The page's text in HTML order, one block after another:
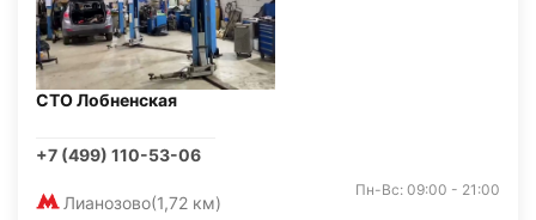
СТО Лобненская
+7 (499) 110-53-06
Лианозово(1,72 км)
Пн-Вс: 09:00 - 21:00